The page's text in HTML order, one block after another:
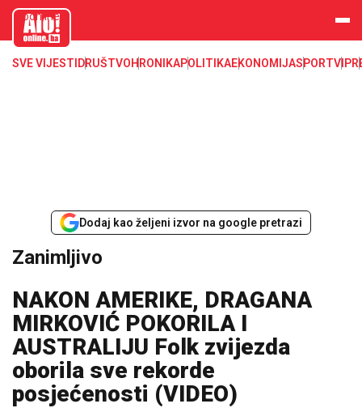
aloonline.b
SVE VIJESTI DRUŠTVOHRONIKAPOLITIKAEKONOMIJASPORTVIP
Dodaj kao željeni izvor na google pretrazi
Zanimljivo
NAKON AMERIKE, DRAGANA
MIRKOVIĆ POKORILA I
AUSTRALIJU Folk zvijezda
oborila sve rekorde
posjećenosti (VIDEO)